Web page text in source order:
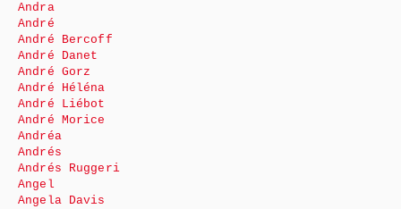
Andra
André
André Bercoff
André Danet
André Gorz
André Héléna
André Liébot
André Morice
Andréa
Andrés
Andrés Ruggeri
Angel
Angela Davis